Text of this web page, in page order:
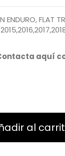
ENDURO, FLAT
aquí
al